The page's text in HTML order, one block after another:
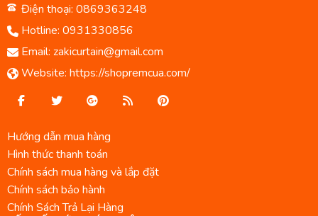
Điện thoại: 0869363248
Hotline: 0931330856
Email: zakicurtain@gmail.com
Website: https://shopremcua.com/
Hướng dẫn mua hàng
Hình thức thanh toán
Chính sách mua hàng và lắp đặt
Chính sách bảo hành
Chính Sách Trả Lại Hàng